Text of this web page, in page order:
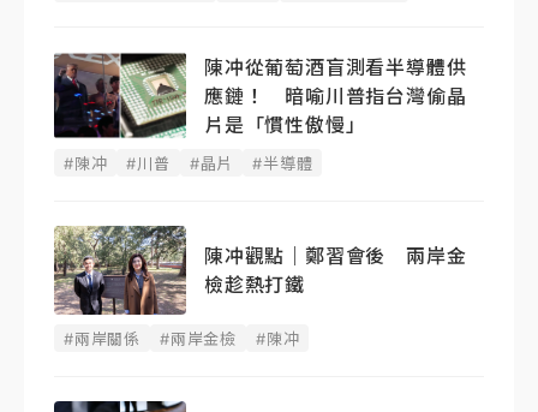
陳冲從葡萄酒盲測看半導體供
應鏈！ 暗喻川普指台灣偷晶
片是「慣性傲慢」
#陳冲 #川普 #晶片 #半導體
陳冲觀點｜鄭習會後 兩岸金
檢趁熱打鐵
#兩岸關係 #兩岸金檢 #陳冲